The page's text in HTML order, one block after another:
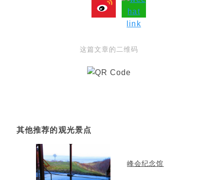
这篇文章的二维码
其他推荐的观光景点
峰会纪念馆